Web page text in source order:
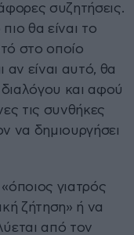
συζητήσεις.
θα είναι το
στο οποίο
αν είναι αυτό, θα
και αφού
τις συνθήκες
να δημιουργήσει
γιατρός
ζήτηση» ή να
από τον